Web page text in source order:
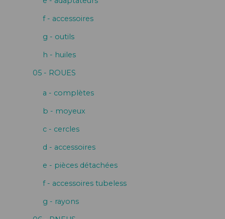
f - accessoires
g - outils
h - huiles
05 - ROUES
a - complètes
b - moyeux
c - cercles
d - accessoires
e - pièces détachées
f - accessoires tubeless
g - rayons